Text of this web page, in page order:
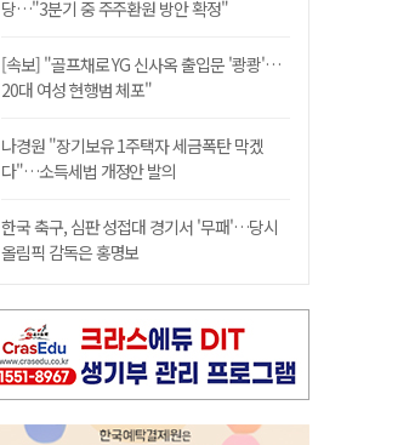
당…"3분기 중 주주환원 방안 확정"
[속보] "골프채로 YG 신사옥 출입문 '쾅쾅'…
20대 여성 현행범 체포"
나경원 "장기보유 1주택자 세금폭탄 막겠
다"…소득세법 개정안 발의
한국 축구, 심판 성접대 경기서 '무패'…당시
올림픽 감독은 홍명보